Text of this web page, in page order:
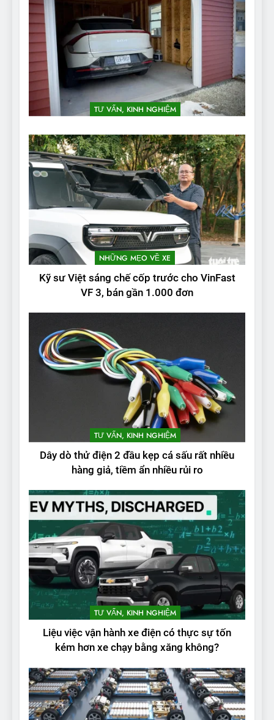
TƯ VẤN, KINH NGHIỆM
NHỮNG MẸO VỀ XE
Kỹ sư Việt sáng chế cốp trước cho VinFast
VF 3, bán gần 1.000 đơn
TƯ VẤN, KINH NGHIỆM
Dây dò thử điện 2 đầu kẹp cá sấu rất nhiều
hàng giả, tiềm ẩn nhiều rủi ro
TƯ VẤN, KINH NGHIỆM
Liệu việc vận hành xe điện có thực sự tốn
kém hơn xe chạy bằng xăng không?
2
Test quãng đường thực tế
bố từ nhà sản xuất
THỬ NGHIỆM PHẠM VI PIN
3
Thử nghiệm phạm vi thực tế
của Tesla Model 3 LR 2024